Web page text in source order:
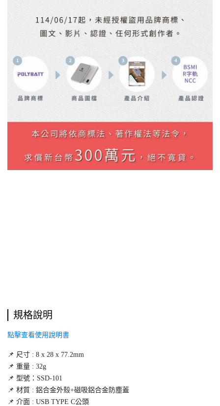
3、打開相機 ➜ 選擇「錄影」➜ 左上角會出現「Apple ProRes」（若
出現刪除線，請再點擊一次）
4、底下出現「USB-C」表示為已設定儲存至SSD
規格說明
點擊查看使用說明書
📌 尺寸 : 8 x 28 x 77.2mm
📌 重量 : 32g
📌 型號：SSD-101
📌 材質 : 鋁合金外殼+磁吸鋁合金防塵蓋
📌 介面 : USB TYPE C公頭